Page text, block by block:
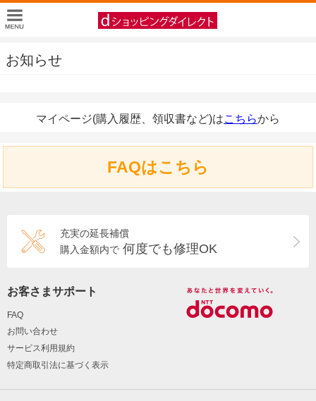
お知らせ
マイページ(購入履歴、領収書など)はこちらから
FAQはこちら
充実の延長補償
購入金額内で 何度でも修理OK
お客さまサポート
FAQ
お問い合わせ
サービス利用規約
特定商取引法に基づく表示